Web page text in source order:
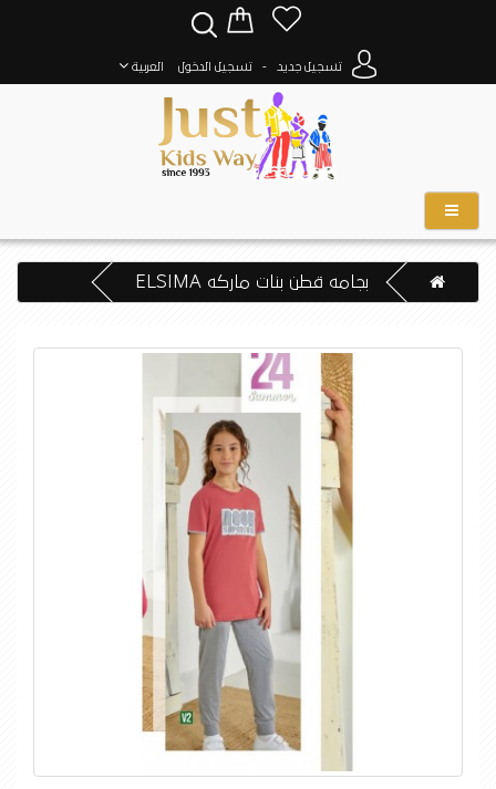
تسجيل جديد - تسجيل الدخول العربية
بجامه قطن بنات ماركه ELSIMA